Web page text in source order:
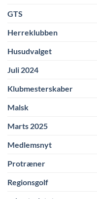
GTS
Herreklubben
Husudvalget
Juli 2024
Klubmesterskaber
Malsk
Marts 2025
Medlemsnyt
Protræner
Regionsgolf